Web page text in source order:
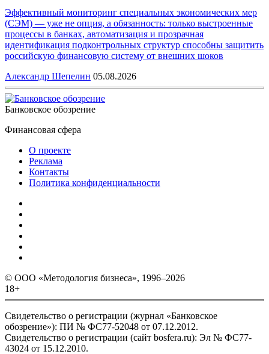
Эффективный мониторинг специальных экономических мер
(СЭМ) — уже не опция, а обязанность: только выстроенные
процессы в банках, автоматизация и прозрачная
идентификация подконтрольных структур способны защитить
российскую финансовую систему от внешних шоков
Александр Шепелин 05.08.2026
Банковское обозрение
Финансовая сфера
О проекте
Реклама
Контакты
Политика конфиденциальности
© ООО «Методология бизнеса», 1996–2026
18+
Свидетельство о регистрации (журнал «Банковское
обозрение»): ПИ № ФС77-52048 от 07.12.2012.
Свидетельство о регистрации (сайт bosfera.ru): Эл № ФС77-
43024 от 15.12.2010.